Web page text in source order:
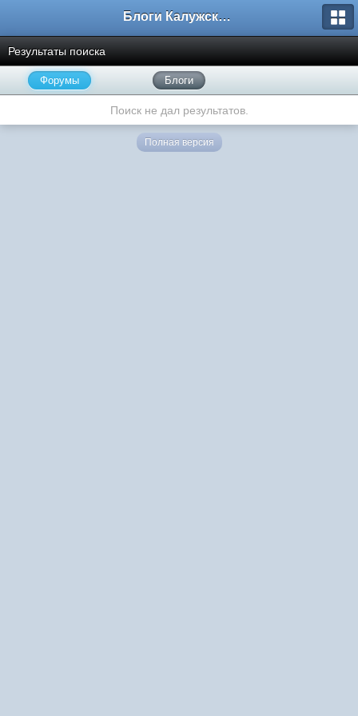
Блоги Калужского перекрестка
Результаты поиска
Форумы Блоги
Поиск не дал результатов.
Полная версия